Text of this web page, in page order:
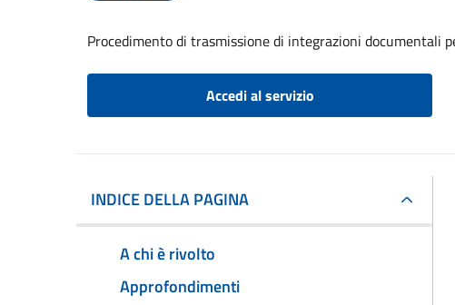
Procedimento di trasmissione di integrazioni documentali
Accedi al servizio
INDICE DELLA PAGINA
A chi è rivolto
Approfondimenti